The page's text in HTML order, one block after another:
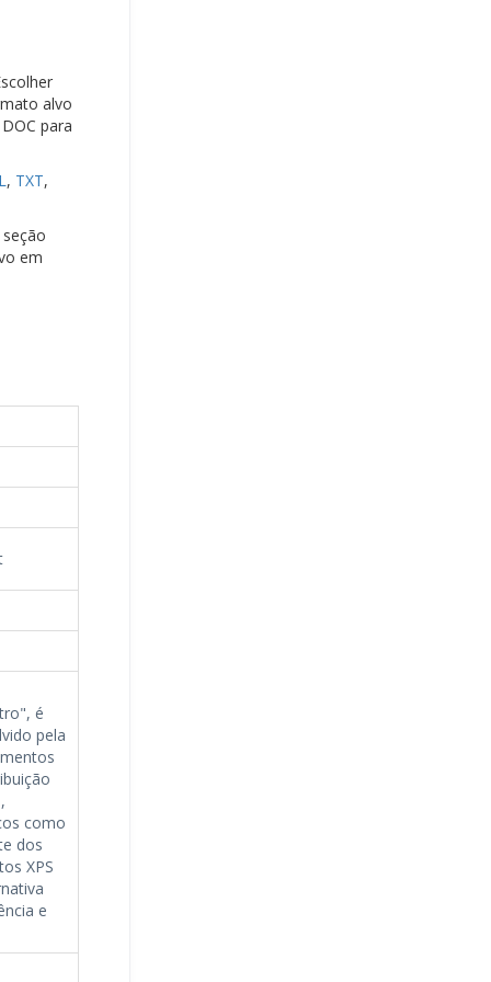
alvo
para
, TXT,
em
é
pela
como
dos
XPS
e